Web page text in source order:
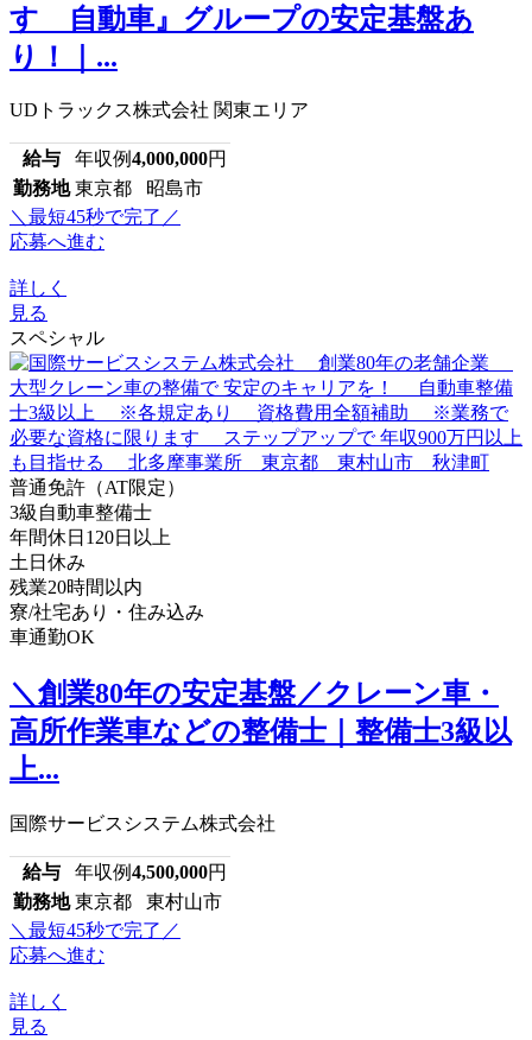
すゞ自動車』グループの安定基盤あ
り！｜...
UDトラックス株式会社 関東エリア
給与 年収例4,000,000円
勤務地 東京都 昭島市
＼最短45秒で完了／
応募へ進む
詳しく
見る
スペシャル
普通免許（AT限定）
3級自動車整備士
年間休日120日以上
土日休み
残業20時間以内
寮/社宅あり・住み込み
車通勤OK
＼創業80年の安定基盤／クレーン車・
高所作業車などの整備士｜整備士3級以
上...
国際サービスシステム株式会社
給与 年収例4,500,000円
勤務地 東京都 東村山市
＼最短45秒で完了／
応募へ進む
詳しく
見る